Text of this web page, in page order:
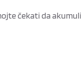
čekati da